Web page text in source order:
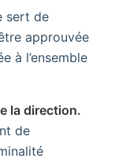
sert de
approuvée
à l’ensemble
la direction.
de